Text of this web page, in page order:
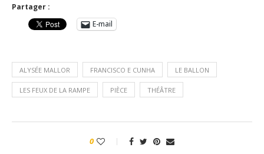
Partager :
E-mail
ALYSÉE MALLOR FRANCISCO E CUNHA LE BALLON
LES FEUX DE LA RAMPE PIÈCE THÉÂTRE
0